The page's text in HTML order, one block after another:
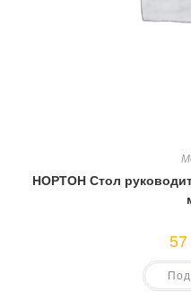
НОРТОН Стол
57